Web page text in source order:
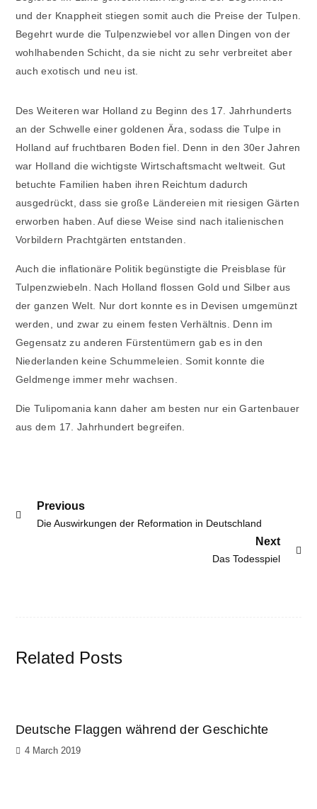
und der Knappheit stiegen somit auch die Preise der Tulpen.
Begehrt wurde die Tulpenzwiebel vor allen Dingen von der
wohlhabenden Schicht, da sie nicht zu sehr verbreitet aber
auch exotisch und neu ist.
Des Weiteren war Holland zu Beginn des 17. Jahrhunderts
an der Schwelle einer goldenen Ära, sodass die Tulpe in
Holland auf fruchtbaren Boden fiel. Denn in den 30er Jahren
war Holland die wichtigste Wirtschaftsmacht weltweit. Gut
betuchte Familien haben ihren Reichtum dadurch
ausgedrückt, dass sie große Ländereien mit riesigen Gärten
erworben haben. Auf diese Weise sind nach italienischen
Vorbildern Prachtgärten entstanden.
Auch die inflationäre Politik begünstigte die Preisblase für
Tulpenzwiebeln. Nach Holland flossen Gold und Silber aus
der ganzen Welt. Nur dort konnte es in Devisen umgemünzt
werden, und zwar zu einem festen Verhältnis. Denn im
Gegensatz zu anderen Fürstentümern gab es in den
Niederlanden keine Schummeleien. Somit konnte die
Geldmenge immer mehr wachsen.
Die Tulipomania kann daher am besten nur ein Gartenbauer
aus dem 17. Jahrhundert begreifen.
Post
navigation
Previous
Previous
Die Auswirkungen der Reformation in Deutschland
Next
Next
Das Todesspiel
Related Posts
Deutsche Flaggen während der Geschichte
4 March 2019